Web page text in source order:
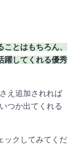
とはもちろん、
躍してくれる優秀
え追加されれば
つか出てくれる
ックしてみてくだ